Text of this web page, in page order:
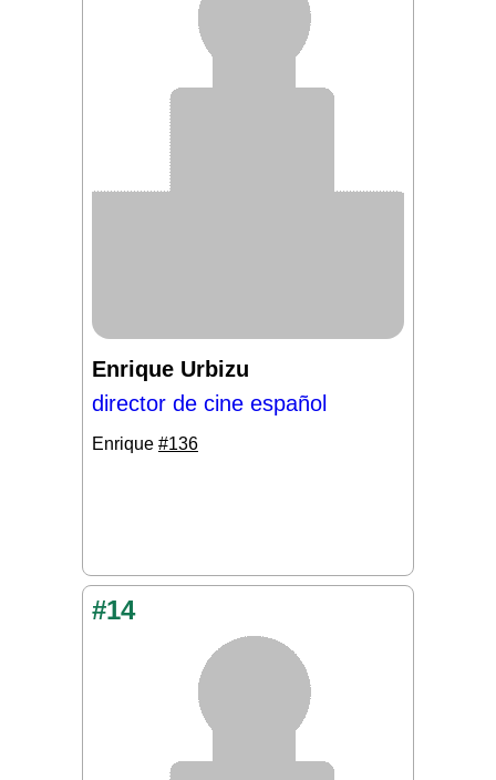
Enrique Urbizu
director de cine español
Enrique #136
#14